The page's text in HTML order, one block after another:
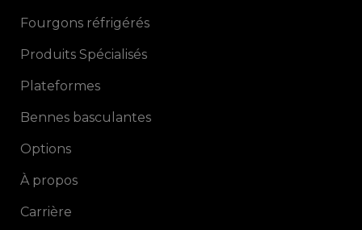
Fourgons réfrigérés
Produits Spécialisés
Plateformes
Bennes basculantes
Options
À propos
Carrière